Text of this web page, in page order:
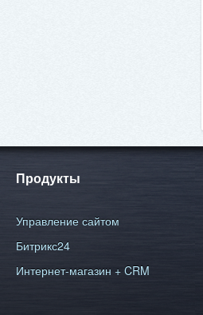
Продукты
Управление сайтом
Битрикс24
Интернет-магазин + CRM